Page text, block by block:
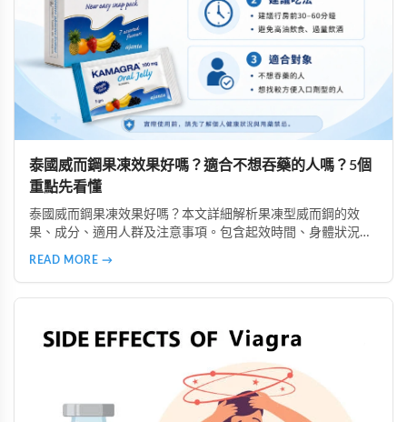
泰國威而鋼果凍效果好嗎？適合不想吞藥的人嗎？5個
重點先看懂
泰國威而鋼果凍效果好嗎？本文詳細解析果凍型威而鋼的效
果、成分、適用人群及注意事項。包含起效時間、身體狀況影
READ MORE →